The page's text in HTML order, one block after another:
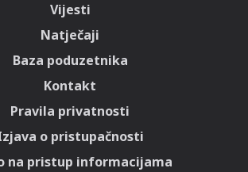
Vijesti
Natječaji
Baza poduzetnika
Kontakt
Pravila privatnosti
o pristupačnosti
na pristup informacijama